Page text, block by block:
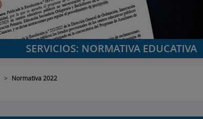
SERVICIOS: NORMATIVA EDUCATIVA
> Normativa 2022